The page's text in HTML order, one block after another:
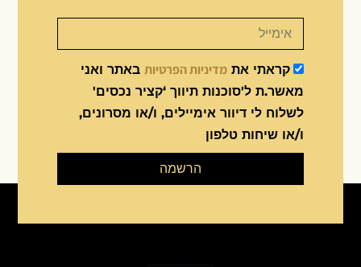
קראתי את מדיניות הפרטיות באתר ואני
מאשר.ת ל'סוכנות תיווך ‘קציר נכסים'
לשלוח לי דיוור אימיילים, ו/או מסרונים,
ו/או שיחות טלפון
הרשמה